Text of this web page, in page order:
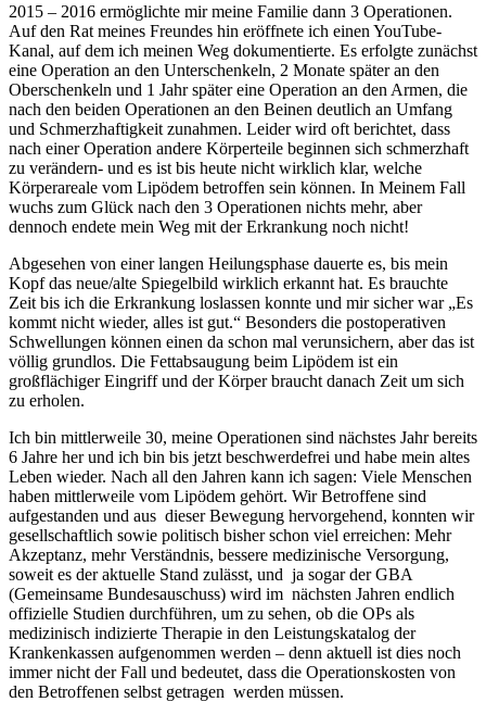
2015 – 2016 ermöglichte mir meine Familie dann 3 Operationen.
Auf den Rat meines Freundes hin eröffnete ich einen YouTube-
Kanal, auf dem ich meinen Weg dokumentierte. Es erfolgte zunächst
eine Operation an den Unterschenkeln, 2 Monate später an den
Oberschenkeln und 1 Jahr später eine Operation an den Armen, die
nach den beiden Operationen an den Beinen deutlich an Umfang
und Schmerzhaftigkeit zunahmen. Leider wird oft berichtet, dass
nach einer Operation andere Körperteile beginnen sich schmerzhaft
zu verändern- und es ist bis heute nicht wirklich klar, welche
Körperareale vom Lipödem betroffen sein können. In Meinem Fall
wuchs zum Glück nach den 3 Operationen nichts mehr, aber
dennoch endete mein Weg mit der Erkrankung noch nicht!
Abgesehen von einer langen Heilungsphase dauerte es, bis mein
Kopf das neue/alte Spiegelbild wirklich erkannt hat. Es brauchte
Zeit bis ich die Erkrankung loslassen konnte und mir sicher war „Es
kommt nicht wieder, alles ist gut.“ Besonders die postoperativen
Schwellungen können einen da schon mal verunsichern, aber das ist
völlig grundlos. Die Fettabsaugung beim Lipödem ist ein
großflächiger Eingriff und der Körper braucht danach Zeit um sich
zu erholen.
Ich bin mittlerweile 30, meine Operationen sind nächstes Jahr bereits
6 Jahre her und ich bin bis jetzt beschwerdefrei und habe mein altes
Leben wieder. Nach all den Jahren kann ich sagen: Viele Menschen
haben mittlerweile vom Lipödem gehört. Wir Betroffene sind
aufgestanden und aus dieser Bewegung hervorgehend, konnten wir
gesellschaftlich sowie politisch bisher schon viel erreichen: Mehr
Akzeptanz, mehr Verständnis, bessere medizinische Versorgung,
soweit es der aktuelle Stand zulässt, und ja sogar der GBA
(Gemeinsame Bundesauschuss) wird im nächsten Jahren endlich
offizielle Studien durchführen, um zu sehen, ob die OPs als
medizinisch indizierte Therapie in den Leistungskatalog der
Krankenkassen aufgenommen werden – denn aktuell ist dies noch
immer nicht der Fall und bedeutet, dass die Operationskosten von
den Betroffenen selbst getragen werden müssen.